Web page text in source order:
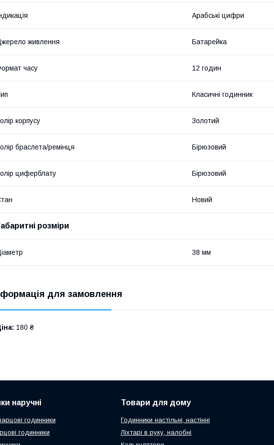
Арабські цифри
живлення Батарейка
часу 12 годин
Класичні годинник
корпусу Золотий
браслета/ремінця Бірюзовий
циферблату Бірюзовий
Новий
розміри
38 мм
для замовлення
180 ₴
наручні
годинники
годинники
Товари для дому
Годинники настільні, настінні
Ліхтарі в руку, налобні